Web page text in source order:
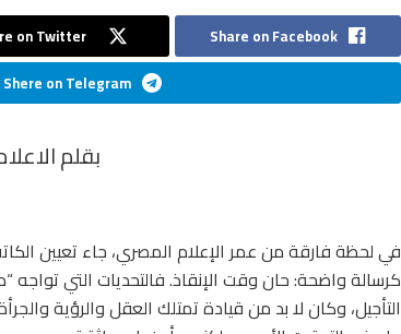
Share on Facebook
on Twitter
Shere on Telegram
بقلم
في لحظة فارقة من عمر الإعلام المصري، جاء تعيين
كرسالة واضحة: حان وقت الإنقاذ. فالتحديات التي تواجه
التأجيل، وكان لا بد من قيادة تمتلك العقل والرؤية